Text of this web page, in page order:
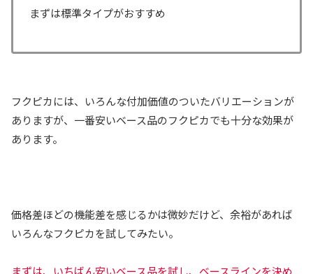
まずは標準タイプがおすすめ
フクピカには、いろんな付加価値のついたバリエーションが
ありますが、一番安いベース品のフクピカでも十分な効果が
あります。
価格差ほどの機能差を感じるかは微妙だけど、余裕があれば
いろんなフクピカを試してみたい。
まずは、いちばん安いベース品を試し、ベースラインを決め